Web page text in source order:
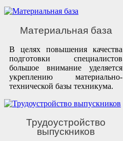
Материальная база
В целях повышения качества
подготовки специалистов
большое внимание уделяется
укреплению материально-
технической базы техникума.
Трудоустройство
выпускников